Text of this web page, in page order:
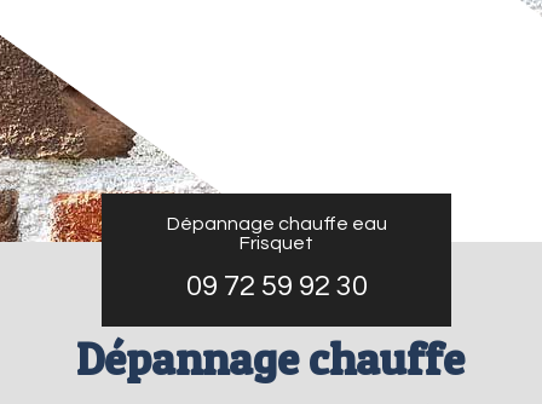
Dépannage chauffe eau
Frisquet
09 72 59 92 30
Dépannage chauffe